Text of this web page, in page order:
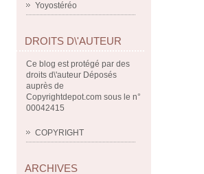
Yoyostéréo
DROITS D\'AUTEUR
Ce blog est protégé par des
droits d\'auteur Déposés
auprès de
Copyrightdepot.com sous le n°
00042415
COPYRIGHT
ARCHIVES